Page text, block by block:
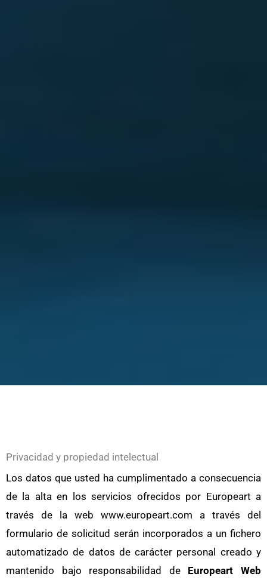
Privacidad y propiedad intelectual
Los datos que usted ha cumplimentado a consecuencia
de la alta en los servicios ofrecidos por Europeart a
través de la web www.europeart.com a través del
formulario de solicitud serán incorporados a un fichero
automatizado de datos de carácter personal creado y
mantenido bajo responsabilidad de Europeart Web